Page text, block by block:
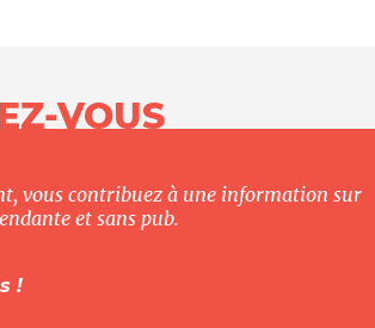
VOUS
vous contribuez à une information sur
et sans pub.
!